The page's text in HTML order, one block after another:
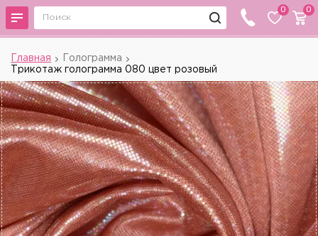
0 0
Главная
Голограмма
Трикотаж голограмма 080 цвет розовый